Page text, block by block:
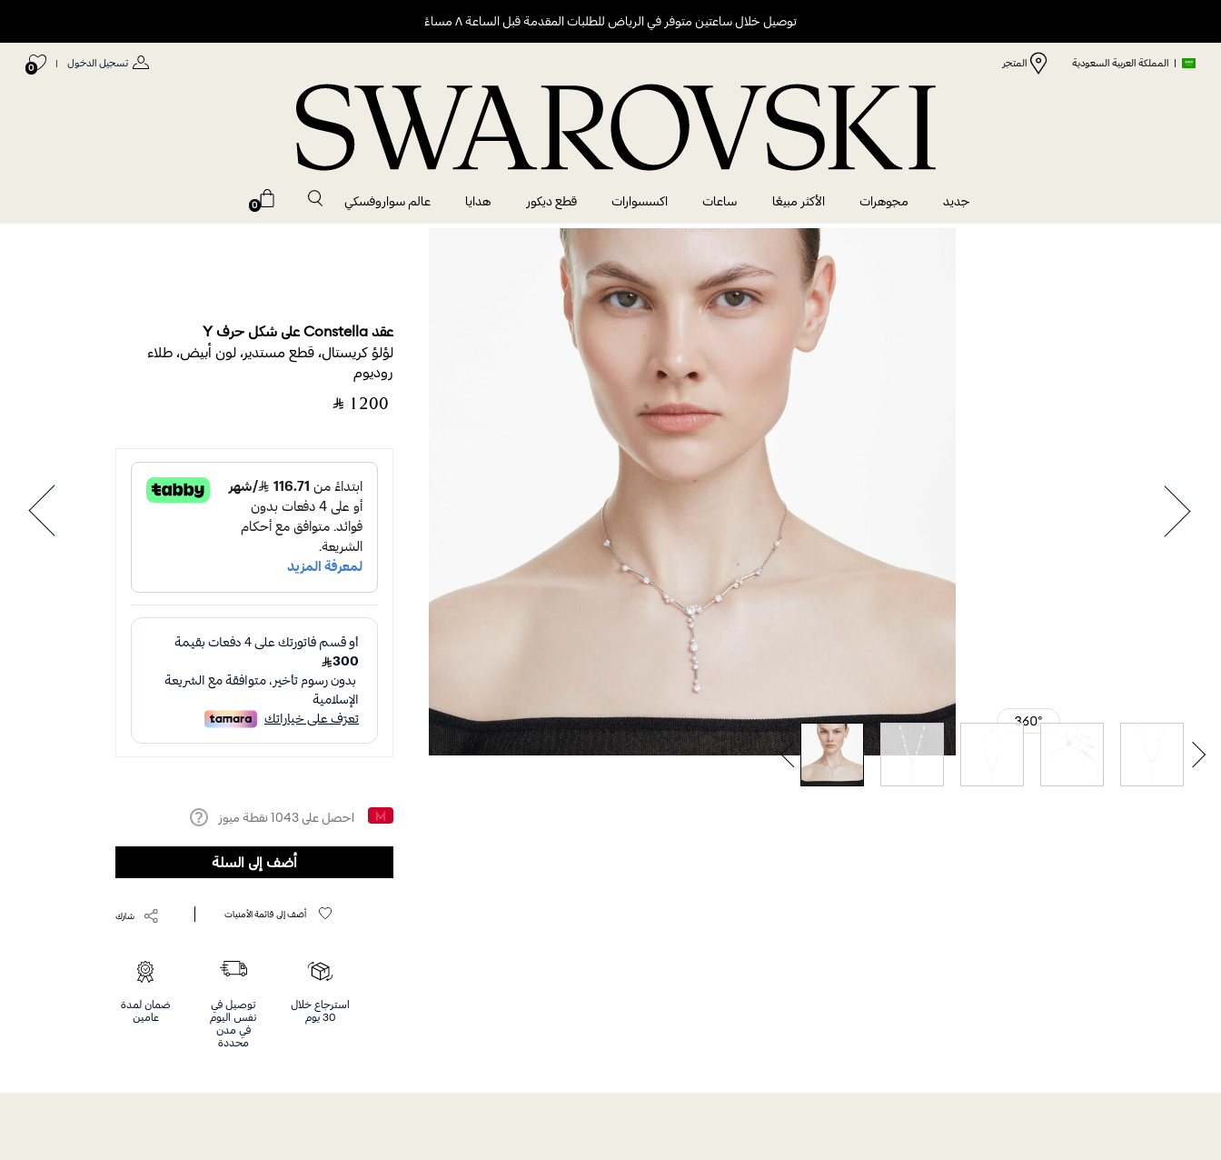
توصيل خلال ساعتين متوفر في الرياض للطلبات المقدمة قبل الساعة ٨ مساءً
| المملكة العربية السعودية المتجر تسجيل الدخول |
0
جديد مجوهرات الأكثر مبيعًا ساعات اكسسوارات قطع ديكور هدايا عالم سواروفسكي 0
عقد Constella على شكل حرف Y
لؤلؤ كريستال، قطع مستدير، لون أبيض، طلاء
روديوم
‎ ⃁ ⁦1200⁩ ‎
احصل على 1043 نقطة ميوز
أضف إلى السلة
أضف إلى قائمة الأمنيات شارك
استرجاع خلال
30 يوم
توصيل في
نفس اليوم
في مدن
محددة
ضمان لمدة
عامين